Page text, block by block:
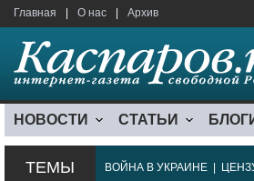
Главная О нас Архив
НОВОСТИ СТАТЬИ
ТЕМЫ ВОЙНА В УКРАИНЕ